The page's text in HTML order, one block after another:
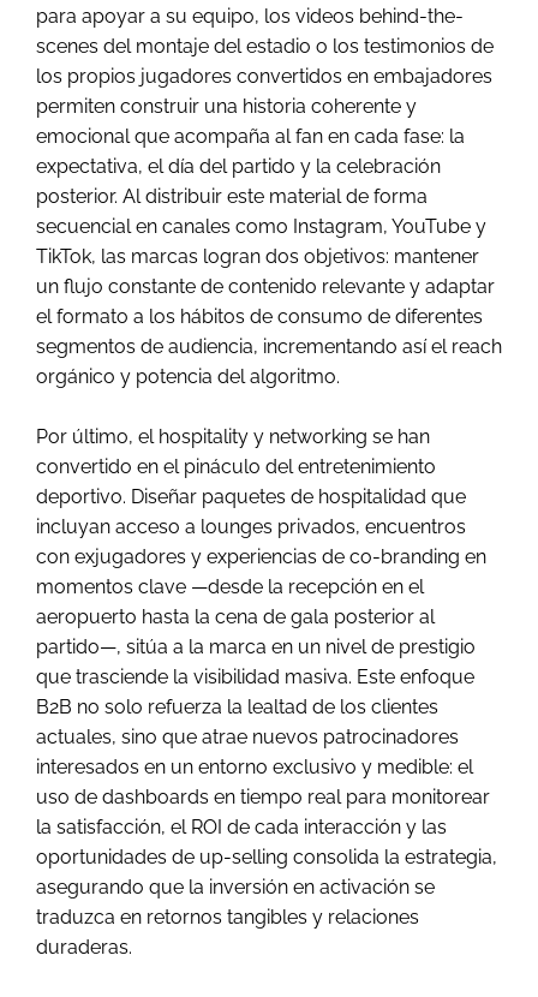
para apoyar a su equipo, los videos behind-the-
scenes del montaje del estadio o los testimonios de
los propios jugadores convertidos en embajadores
permiten construir una historia coherente y
emocional que acompaña al fan en cada fase: la
expectativa, el día del partido y la celebración
posterior. Al distribuir este material de forma
secuencial en canales como Instagram, YouTube y
TikTok, las marcas logran dos objetivos: mantener
un flujo constante de contenido relevante y adaptar
el formato a los hábitos de consumo de diferentes
segmentos de audiencia, incrementando así el reach
orgánico y potencia del algoritmo.
Por último, el hospitality y networking se han
convertido en el pináculo del entretenimiento
deportivo. Diseñar paquetes de hospitalidad que
incluyan acceso a lounges privados, encuentros
con exjugadores y experiencias de co-branding en
momentos clave —desde la recepción en el
aeropuerto hasta la cena de gala posterior al
partido—, sitúa a la marca en un nivel de prestigio
que trasciende la visibilidad masiva. Este enfoque
B2B no solo refuerza la lealtad de los clientes
actuales, sino que atrae nuevos patrocinadores
interesados en un entorno exclusivo y medible: el
uso de dashboards en tiempo real para monitorear
la satisfacción, el ROI de cada interacción y las
oportunidades de up-selling consolida la estrategia,
asegurando que la inversión en activación se
traduzca en retornos tangibles y relaciones
duraderas.